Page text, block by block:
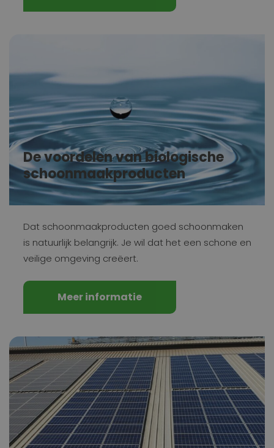
De voordelen van biologische
schoonmaakproducten
Dat schoonmaakproducten goed schoonmaken
is natuurlijk belangrijk. Je wil dat het een schone en
veilige omgeving creëert.
Meer informatie